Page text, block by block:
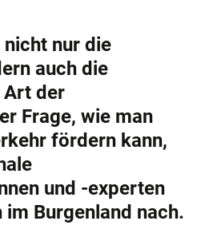
nicht nur die
auch die
Art der
Frage, wie man
fördern kann,
und -experten
im Burgenland nach.